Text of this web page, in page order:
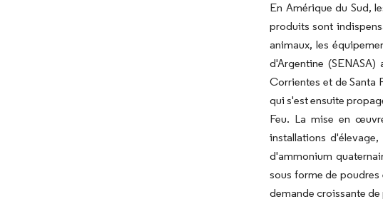
En Amérique du Sud,
produits sont
animaux, les
d'Argentine
Corrientes et de Santa
qui s'est ensuite
Feu. La mise en
installations
d'ammonium
sous forme de
demande croissante